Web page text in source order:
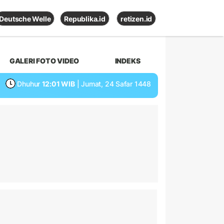
Deutsche Welle Republika.id retizen.id
GALERI FOTO VIDEO INDEKS
Dhuhur 12:01 WIB | Jumat, 24 Safar 1448